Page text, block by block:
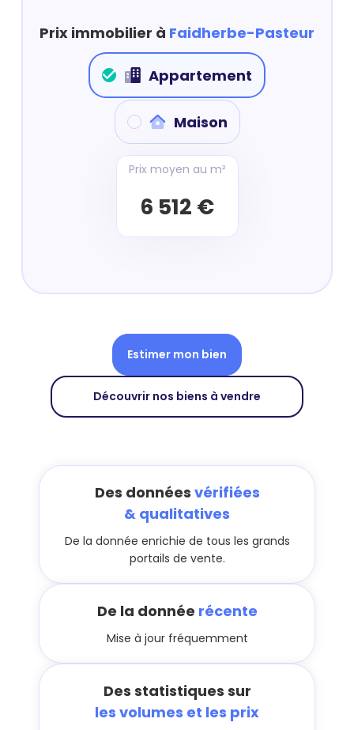
Prix immobilier à Faidherbe-Pasteur
Appartement
Maison
Prix moyen au m²
6 512 €
Estimer mon bien
Découvrir nos biens à vendre
Des données vérifiées
& qualitatives
De la donnée enrichie de tous les grands
portails de vente.
De la donnée récente
Mise à jour fréquemment
Des statistiques sur
les volumes et les prix